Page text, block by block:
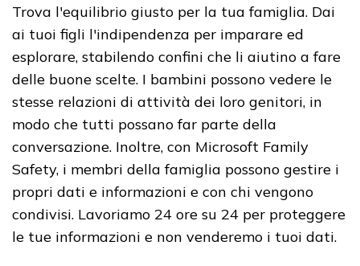
Trova l'equilibrio giusto per la tua famiglia. Dai
ai tuoi figli l'indipendenza per imparare ed
esplorare, stabilendo confini che li aiutino a fare
delle buone scelte. I bambini possono vedere le
stesse relazioni di attività dei loro genitori, in
modo che tutti possano far parte della
conversazione. Inoltre, con Microsoft Family
Safety, i membri della famiglia possono gestire i
propri dati e informazioni e con chi vengono
condivisi. Lavoriamo 24 ore su 24 per proteggere
le tue informazioni e non venderemo i tuoi dati.